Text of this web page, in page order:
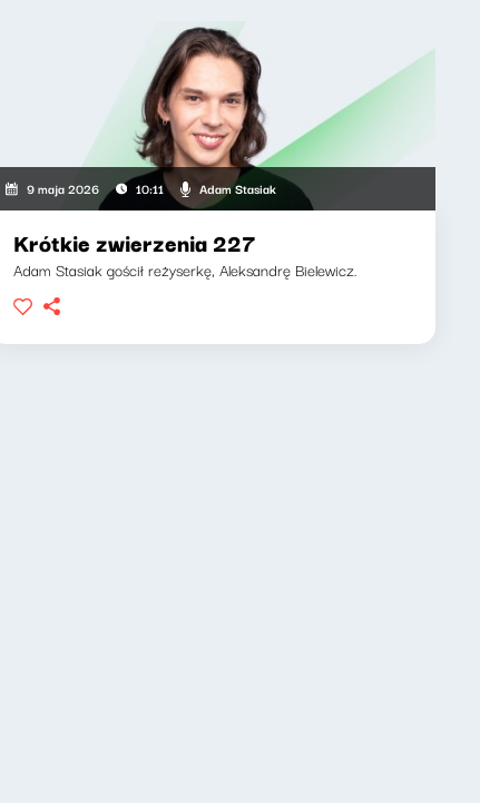
9 maja 2026 10:11 Adam Stasiak
Krótkie zwierzenia 227
Adam Stasiak gościł reżyserkę, Aleksandrę Bielewicz.